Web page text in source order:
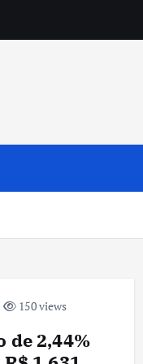
150 views
de 2,44%